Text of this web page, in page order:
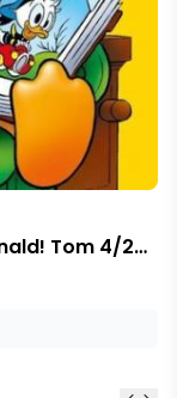
Gigant Poleca Extra To właśnie Donald! Tom 4/2025